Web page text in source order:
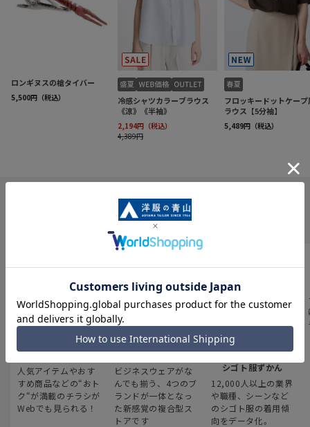
INFORMATION
最新のお買い得情報
人気アイテムやおす
すめ商品などの“おト
ク“が満載のチラシが
Webでも見られる！
スーツスクエア
ビジネスウェアがな
んでも揃う、4つのブ
ランドが一体となっ
た新感覚の複合型ス
トアです
みんなの
シゴト服ずかん
12,000人以上の業界
や職種、シーンなど
のシゴト服の着用傾
向をデータ化。